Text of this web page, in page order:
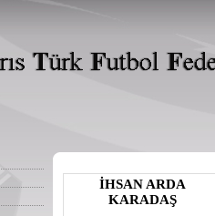
İHSAN ARDA
KARADAŞ